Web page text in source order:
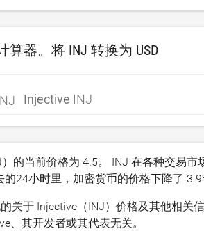
算器。将 INJ 转换为 USD
Injective INJ
的当前价格为 4.5。 INJ 在各种交易市
的24小时里，加密货币的价格下降了 3.9
关于 Injective（INJ）价格及其他相关
、其开发者或其代表无关。